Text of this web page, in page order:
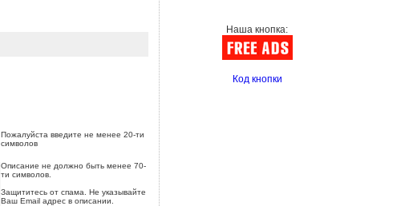
Пожалуйста введите не менее 20-ти
символов
Описание не должно быть менее 70-
ти символов.
Защититесь от спама. Не указывайте
Ваш Email адрес в описании.
Наша кнопка:
Код кнопки